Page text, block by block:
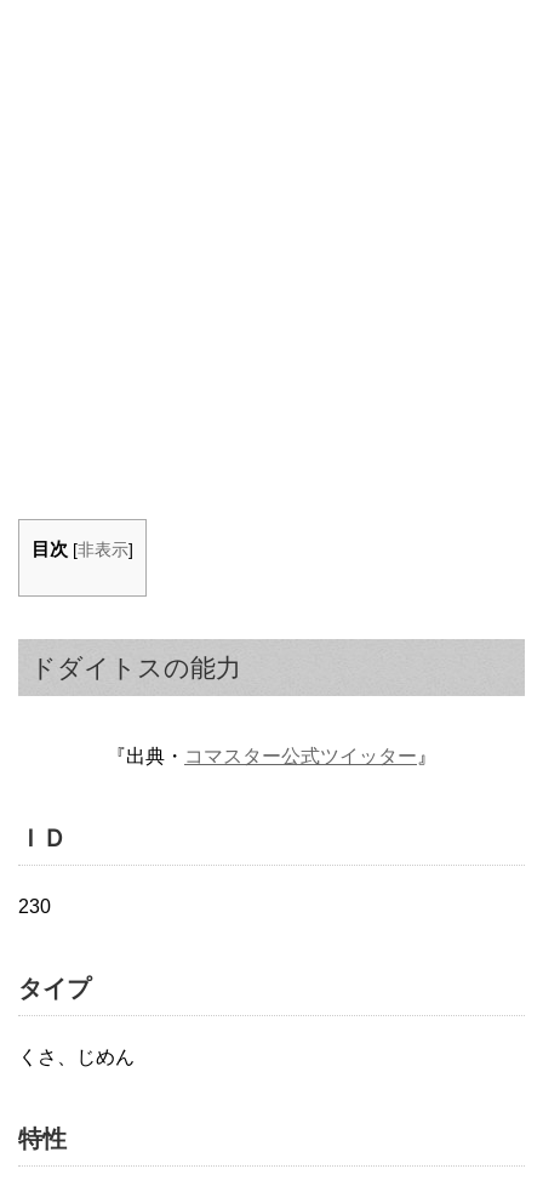
目次 [非表示]
ドダイトスの能力
『出典・ コマスター公式ツイッター 』
ＩＤ
230
タイプ
くさ、じめん
特性